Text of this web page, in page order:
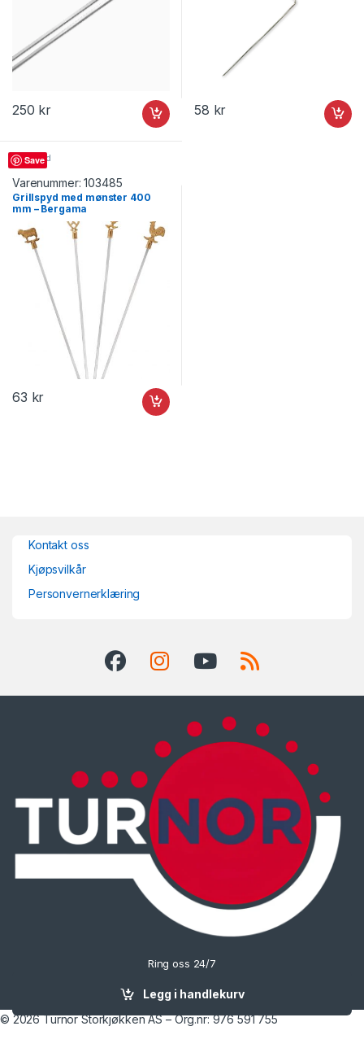
Legg i handlekurv
250 kr 58 kr
Save
Grillspyd
Varenummer:103485
Grillspyd med mønster 400
mm – Bergama
63 kr
Kontakt oss
Kjøpsvilkår
Personvernerklæring
Ring oss 24/7
© 2026 Turnor Storkjøkken AS – Org.nr: 976 591 755